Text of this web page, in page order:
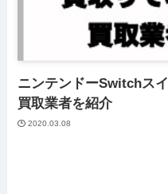
ニンテンドーSwitchス
買取業者を紹介
2020.03.08